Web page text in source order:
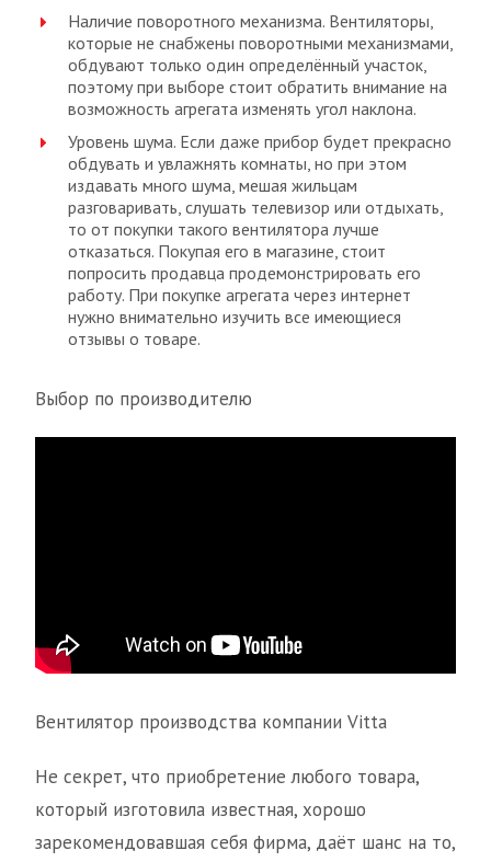
Наличие поворотного механизма. Вентиляторы,
которые не снабжены поворотными механизмами,
обдувают только один определённый участок,
поэтому при выборе стоит обратить внимание на
возможность агрегата изменять угол наклона.
Уровень шума. Если даже прибор будет прекрасно
обдувать и увлажнять комнаты, но при этом
издавать много шума, мешая жильцам
разговаривать, слушать телевизор или отдыхать,
то от покупки такого вентилятора лучше
отказаться. Покупая его в магазине, стоит
попросить продавца продемонстрировать его
работу. При покупке агрегата через интернет
нужно внимательно изучить все имеющиеся
отзывы о товаре.
Выбор по производителю
Вентилятор производства компании Vitta
Не секрет, что приобретение любого товара,
который изготовила известная, хорошо
зарекомендовавшая себя фирма, даёт шанс на то,